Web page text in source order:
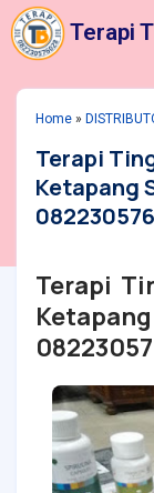
Terapi
Home »
Terapi
Ketapang
Terapi